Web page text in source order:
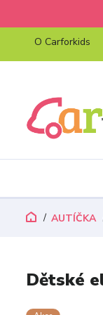
O Carforkids
AUTÍČKA
Dětské